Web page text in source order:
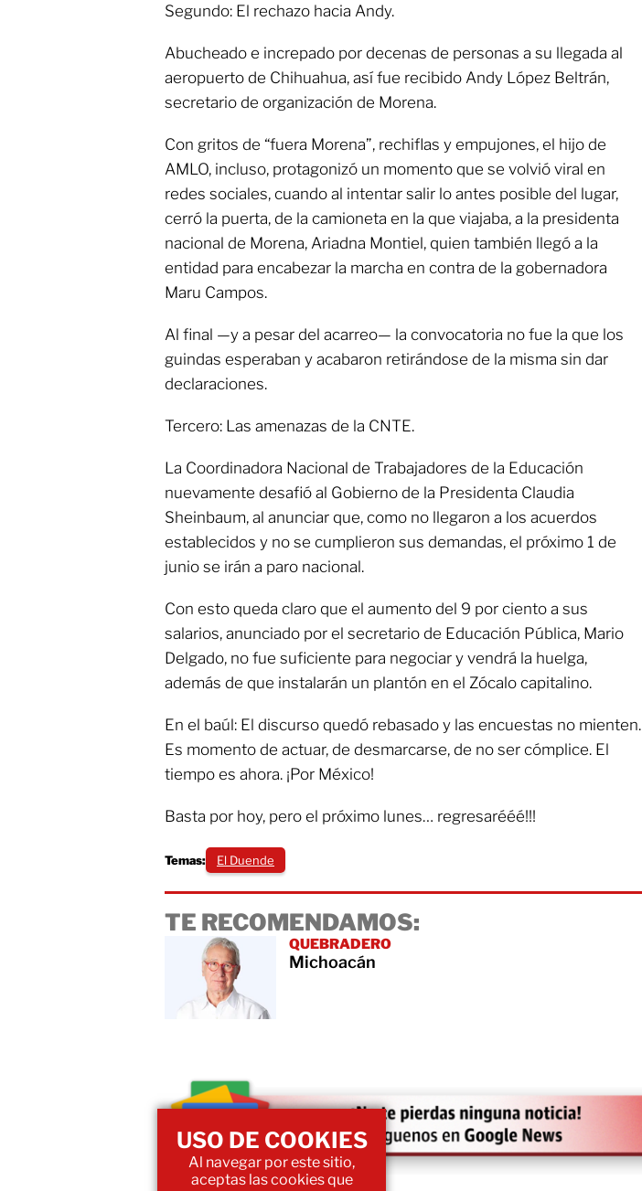
Segundo: El rechazo hacia Andy.
Abucheado e increpado por decenas de personas a su llegada al
aeropuerto de Chihuahua, así fue recibido Andy López Beltrán,
secretario de organización de Morena.
Con gritos de “fuera Morena”, rechiflas y empujones, el hijo de
AMLO, incluso, protagonizó un momento que se volvió viral en
redes sociales, cuando al intentar salir lo antes posible del lugar,
cerró la puerta, de la camioneta en la que viajaba, a la presidenta
nacional de Morena, Ariadna Montiel, quien también llegó a la
entidad para encabezar la marcha en contra de la gobernadora
Maru Campos.
Al final —y a pesar del acarreo— la convocatoria no fue la que los
guindas esperaban y acabaron retirándose de la misma sin dar
declaraciones.
Tercero: Las amenazas de la CNTE.
La Coordinadora Nacional de Trabajadores de la Educación
nuevamente desafió al Gobierno de la Presidenta Claudia
Sheinbaum, al anunciar que, como no llegaron a los acuerdos
establecidos y no se cumplieron sus demandas, el próximo 1 de
junio se irán a paro nacional.
Con esto queda claro que el aumento del 9 por ciento a sus
salarios, anunciado por el secretario de Educación Pública, Mario
Delgado, no fue suficiente para negociar y vendrá la huelga,
además de que instalarán un plantón en el Zócalo capitalino.
En el baúl: El discurso quedó rebasado y las encuestas no mienten.
Es momento de actuar, de desmarcarse, de no ser cómplice. El
tiempo es ahora. ¡Por México!
Basta por hoy, pero el próximo lunes… regresarééé!!!
Temas: El Duende
TE RECOMENDAMOS:
QUEBRADERO
Michoacán
USO DE COOKIES
Al navegar por este sitio,
aceptas las cookies que